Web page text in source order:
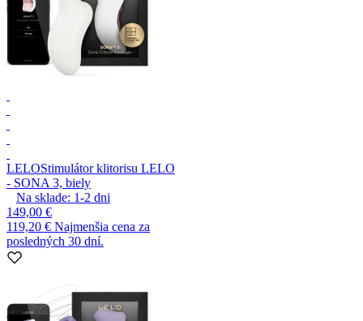
LELOStimulátor klitorisu LELO
- SONA 3, biely
Na sklade: 1-2 dni
149,00 €
119,20 € Najmenšia cena za
posledných 30 dní.